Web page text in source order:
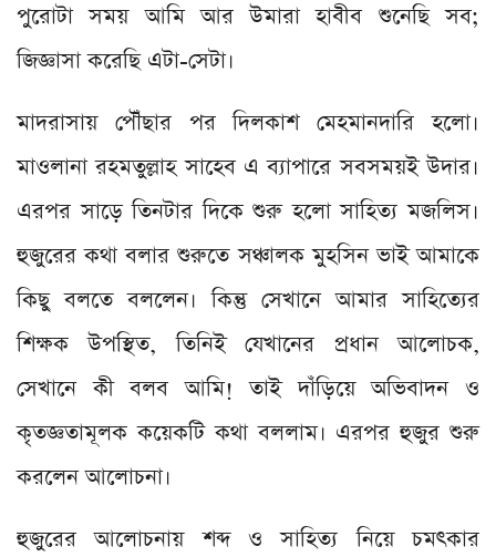
পুরোটা সময় আমি আর উমারা হাবীব শুনেছি সব;
জিজ্ঞাসা করেছি এটা-সেটা।
মাদরাসায় পৌঁছার পর দিলকাশ মেহমানদারি হলো।
মাওলানা রহমতুল্লাহ সাহেব এ ব্যাপারে সবসময়ই উদার।
এরপর সাড়ে তিনটার দিকে শুরু হলো সাহিত্য মজলিস।
হুজুরের কথা বলার শুরুতে সঞ্চালক মুহসিন ভাই আমাকে
কিছু বলতে বললেন। কিন্তু সেখানে আমার সাহিত্যের
শিক্ষক উপস্থিত, তিনিই যেখানের প্রধান আলোচক,
সেখানে কী বলব আমি! তাই দাঁড়িয়ে অভিবাদন ও
কৃতজ্ঞতামূলক কয়েকটি কথা বললাম। এরপর হুজুর শুরু
করলেন আলোচনা।
হুজুরের আলোচনায় শব্দ ও সাহিত্য নিয়ে চমৎকার